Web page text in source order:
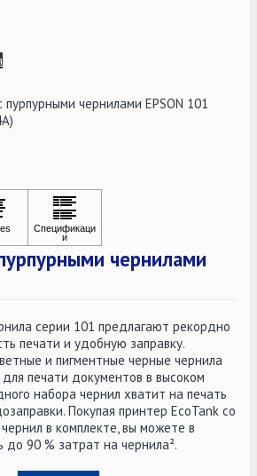
чернилами EPSON 101
чернилами
серии 101 предлагают рекордно
печати и удобную заправку.
и пигментные черные чернила
печати документов в высоком
набора чернил хватит на печать
Покупая принтер EcoTank со
в комплекте, вы можете в
90 % затрат на чернила².